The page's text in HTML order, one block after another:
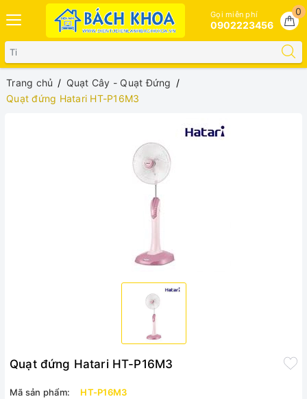
0
Gọi miễn phí
0902223456
Trang chủ
Quạt Cây - Quạt Đứng
Quạt đứng Hatari HT-P16M3
Quạt đứng Hatari HT-P16M3
Mã sản phẩm:
HT-P16M3